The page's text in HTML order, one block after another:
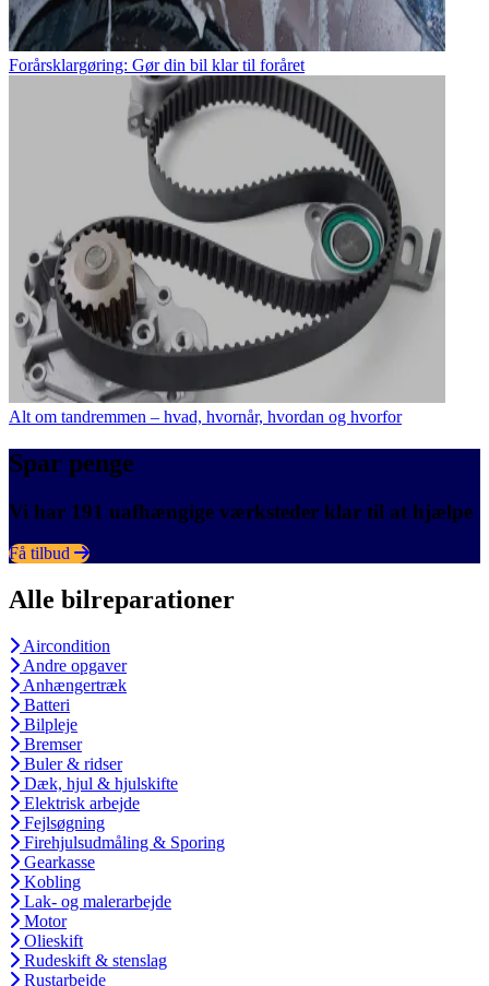
Forårsklargøring: Gør din bil klar til foråret
Alt om tandremmen – hvad, hvornår, hvordan og hvorfor
Spar penge
Vi har 191 uafhængige værksteder klar til at hjælpe
Få tilbud
Alle bilreparationer
Aircondition
Andre opgaver
Anhængertræk
Batteri
Bilpleje
Bremser
Buler & ridser
Dæk, hjul & hjulskifte
Elektrisk arbejde
Fejlsøgning
Firehjulsudmåling & Sporing
Gearkasse
Kobling
Lak- og malerarbejde
Motor
Olieskift
Rudeskift & stenslag
Rustarbejde